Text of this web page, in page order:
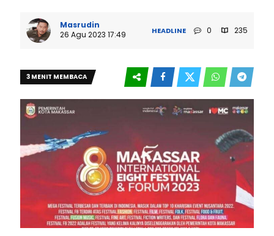
Masrudin
26 Agu 2023 17:49
HEADLINE 0 235
3 MENIT MEMBACA